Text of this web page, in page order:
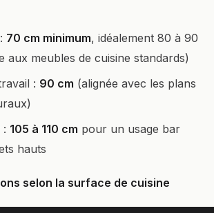
70 cm minimum, idéalement 80 à 90
aux meubles de cuisine standards)
: 90 cm (alignée avec les plans
: 105 à 110 cm pour un usage bar
hauts
selon la surface de cuisine